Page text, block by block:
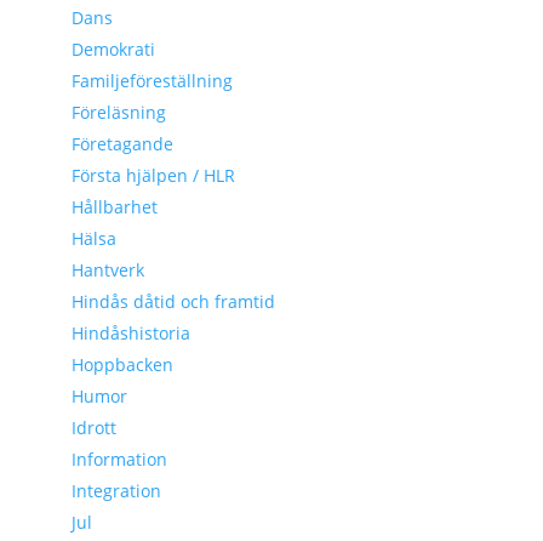
Dans
Demokrati
Familjeföreställning
Föreläsning
Företagande
Första hjälpen / HLR
Hållbarhet
Hälsa
Hantverk
Hindås dåtid och framtid
Hindåshistoria
Hoppbacken
Humor
Idrott
Information
Integration
Jul